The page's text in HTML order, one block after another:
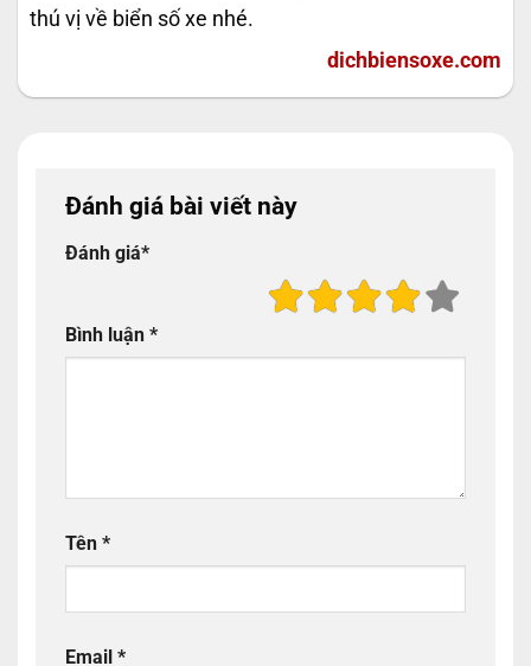
thú vị về biển số xe nhé.
dichbiensoxe.com
Đánh giá bài viết này
Đánh giá*
Bình luận *
Tên *
Email *